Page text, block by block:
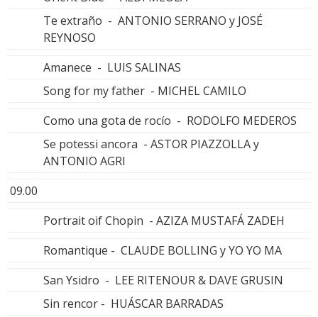
Te extraño - ANTONIO SERRANO y JOSÉ
REYNOSO
Amanece - LUIS SALINAS
Song for my father - MICHEL CAMILO
Como una gota de rocío - RODOLFO MEDEROS
Se potessi ancora - ASTOR PIAZZOLLA y
ANTONIO AGRI
09.00
Portrait oif Chopin - AZIZA MUSTAFÁ ZADEH
Romantique - CLAUDE BOLLING y YO YO MA
San Ysidro - LEE RITENOUR & DAVE GRUSIN
Sin rencor - HUÁSCAR BARRADAS